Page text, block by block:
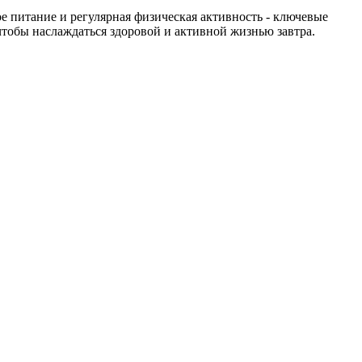
и регулярная физическая активность - ключевые
наслаждаться здоровой и активной жизнью завтра.